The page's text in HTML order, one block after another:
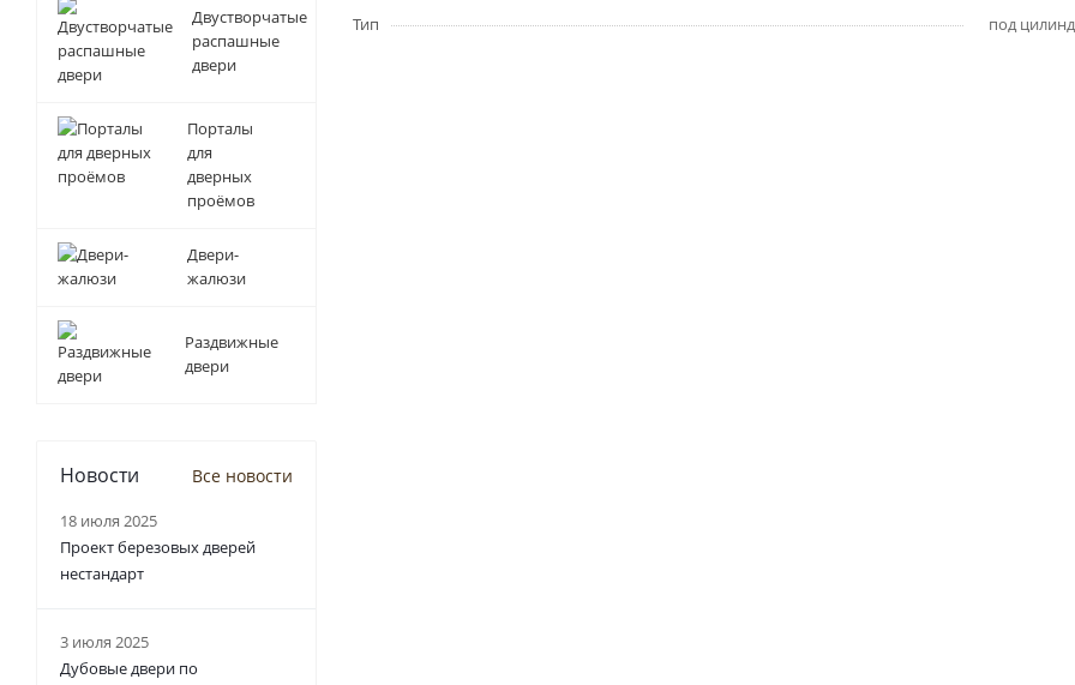
Тип под
Двустворчатые
распашные
двери
Порталы
для
дверных
проёмов
Двери-
жалюзи
Раздвижные
двери
Новости Все новости
18 июля 2025
Проект березовых дверей
нестандарт
3 июля 2025
Дубовые двери по